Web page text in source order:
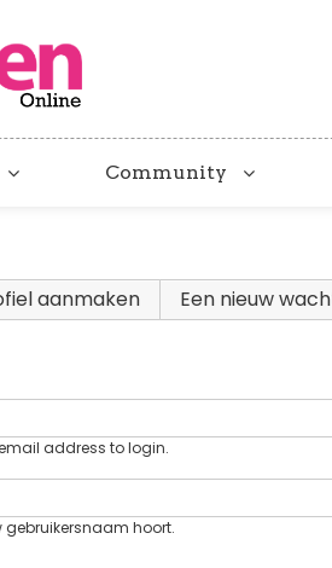
Community
aanmaken Een nieuw
address to login.
hoort.